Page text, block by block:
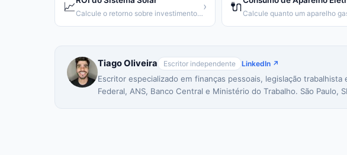
📈 Calcule o retorno sobre investimento da sua usina solar
› 🔌
Tiago Oliveira Escritor independente LinkedIn ↗
Escritor especializado em finanças pessoais, legislação
Federal, ANS, Banco Central e Ministério do Trabalho. São Paulo,